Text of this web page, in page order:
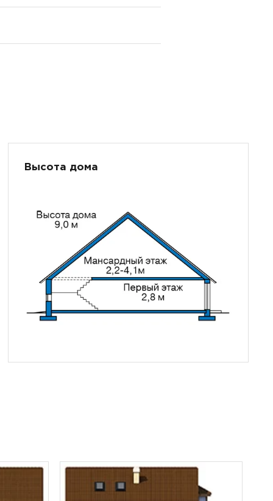
Высота дома